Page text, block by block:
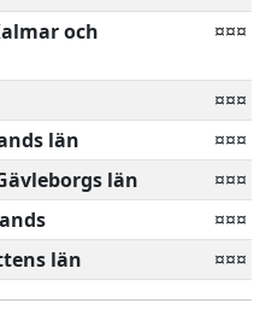
och
¤¤¤
¤¤¤
län
¤¤¤
län
¤¤¤
¤¤¤
län
¤¤¤